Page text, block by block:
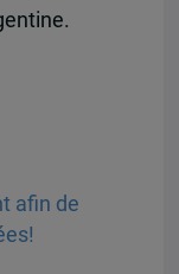
afin de